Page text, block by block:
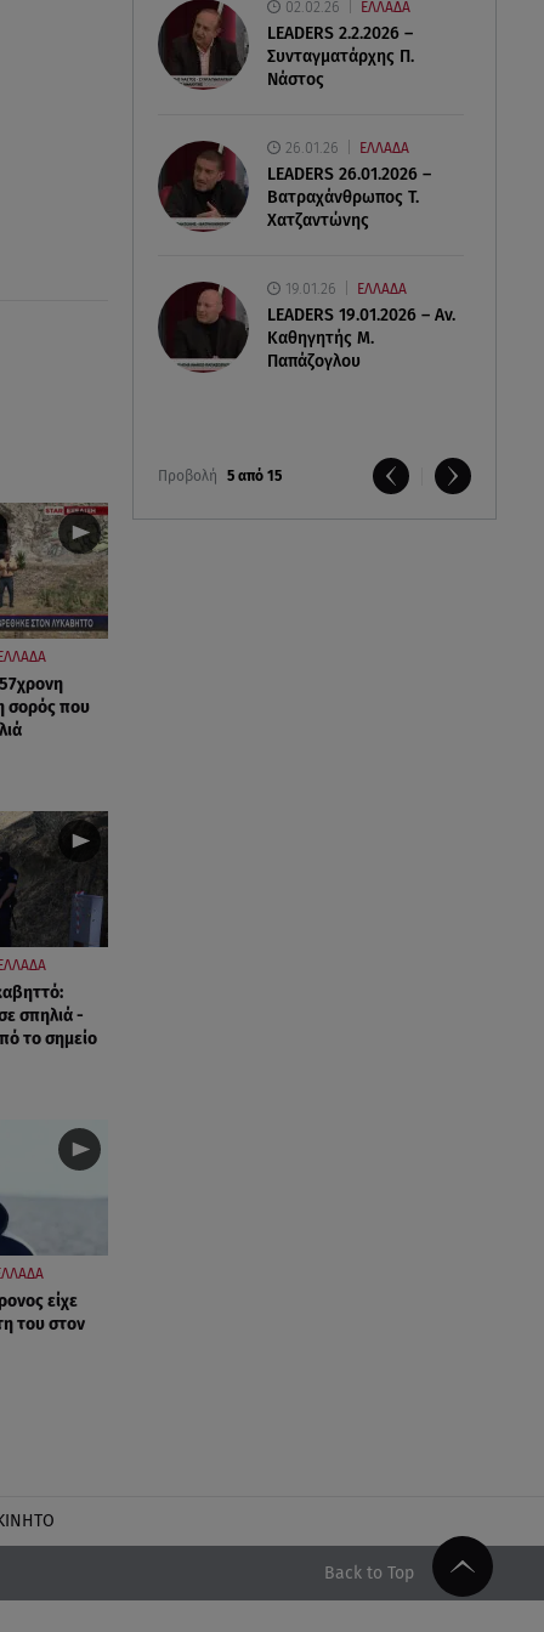
02.02.26 ΕΛΛΑΔΑ
LEADERS 2.2.2026 –
Συνταγματάρχης Π.
Νάστος
26.01.26 ΕΛΛΑΔΑ
LEADERS 26.01.2026 –
Βατραχάνθρωπος Τ.
Χατζαντώνης
19.01.26 ΕΛΛΑΔΑ
LEADERS 19.01.2026 – Αν.
Καθηγητής Μ.
Παπάζογλου
Προβολή 5 από 15
ΕΛΛΑΔΑ
σορός που
ΕΛΛΑΔΑ
σπηλιά -
το σημείο
είχε
του στον
Back to Top